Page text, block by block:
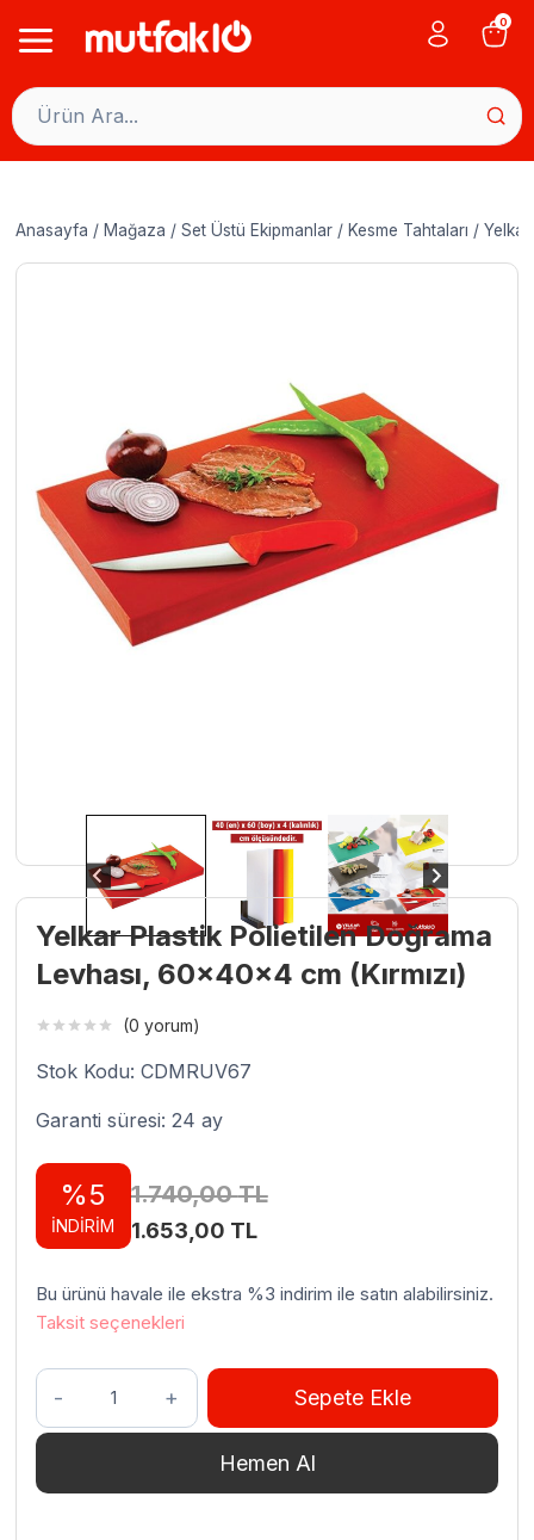
0
Anasayfa / Mağaza / Set Üstü Ekipmanlar / Kesme Tahtaları /
Yelkar Plastik Polietilen Doğrama
Levhası, 60x40x4 cm (Kırmızı)
(0 yorum)
Stok Kodu: CDMRUV67
Garanti süresi: 24 ay
%5
İNDİRİM
1.740,00TL
Orijinal
1.740,00 TL.
1.653,00 TLŞu
fiyat:
Bu ürünü havale ile ekstra %3 indirim ile satın alabilirsiniz.
Taksit seçenekleri
Yelkar
Plastik
Polietilen
Sepete Ekle
Hemen Al